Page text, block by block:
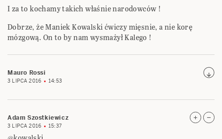
I za to kochamy takich właśnie narodowców !
Dobrze, że Maniek Kowalski ćwiczy mięsnie, a nie korę
mózgową. On to by nam wysmażył Kalego !
Mauro Rossi
3 LIPCA 2016 14:53
Adam Szostkiewicz
3 LIPCA 2016 15:37